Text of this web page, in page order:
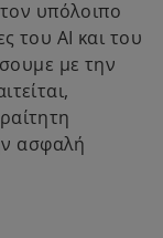
υπόλοιπο
του AI και του
με την
ασφαλή